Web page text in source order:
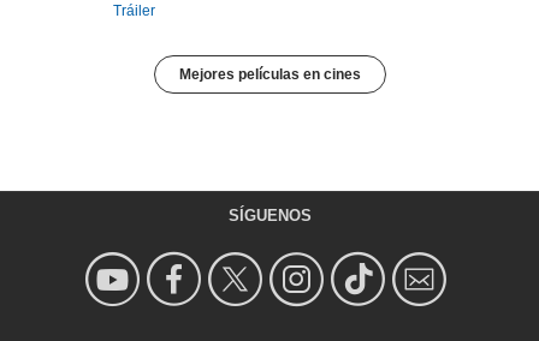
Tráiler
Mejores películas en cines
SÍGUENOS